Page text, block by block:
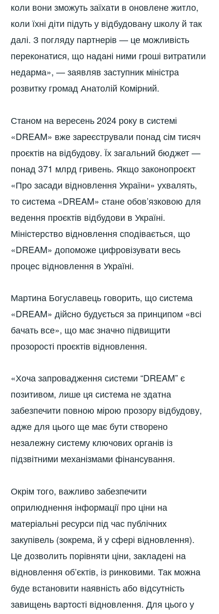
коли вони зможуть заїхати в оновлене житло,
коли їхні діти підуть у відбудовану школу й так
далі. З погляду партнерів — це можливість
переконатися, що надані ними гроші витратили
недарма», — заявляв заступник міністра
розвитку громад Анатолій Комірний.
Станом на вересень 2024 року в системі
«DREAM» вже зареєстрували понад сім тисяч
проєктів на відбудову. Їх загальний бюджет —
понад 371 млрд гривень. Якщо законопроєкт
«Про засади відновлення України» ухвалять,
то система «DREAM» стане обов’язковою для
ведення проєктів відбудови в Україні.
Міністерство відновлення сподівається, що
«DREAM» допоможе цифровізувати весь
процес відновлення в Україні.
Мартина Богуславець говорить, що система
«DREAM» дійсно будується за принципом «всі
бачать все», що має значно підвищити
прозорості проєктів відновлення.
«Хоча запровадження системи “DREAM” є
позитивом, лише ця система не здатна
забезпечити повною мірою прозору відбудову,
адже для цього ще має бути створено
незалежну систему ключових органів із
підзвітними механізмами фінансування.
Окрім того, важливо забезпечити
оприлюднення інформації про ціни на
матеріальні ресурси під час публічних
закупівель (зокрема, й у сфері відновлення).
Це дозволить порівняти ціни, закладені на
відновлення об’єктів, із ринковими. Так можна
буде встановити наявність або відсутність
завищень вартості відновлення. Для цього у